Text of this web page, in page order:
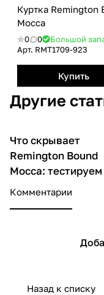
Куртка Remington
Mocca
0 0
Большой
Арт. RMТ1709-923
Купить
Другие
О товарах
Что скрывает
Remington Bound
Mocca: тестируем
реальных
сравниваем с
Комментарии
Назад к списку